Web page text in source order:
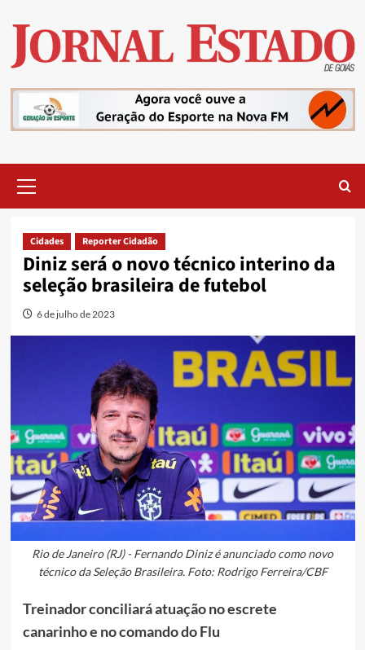
content
Menu
Cidades Reporter Cidadão
Diniz será o novo técnico interino da
seleção brasileira de futebol
6 de julho de 2023
Rio de Janeiro (RJ) - Fernando Diniz é anunciado como novo
técnico da Seleção Brasileira. Foto: Rodrigo Ferreira/CBF
Treinador conciliará atuação no escrete
canarinho e no comando do Flu